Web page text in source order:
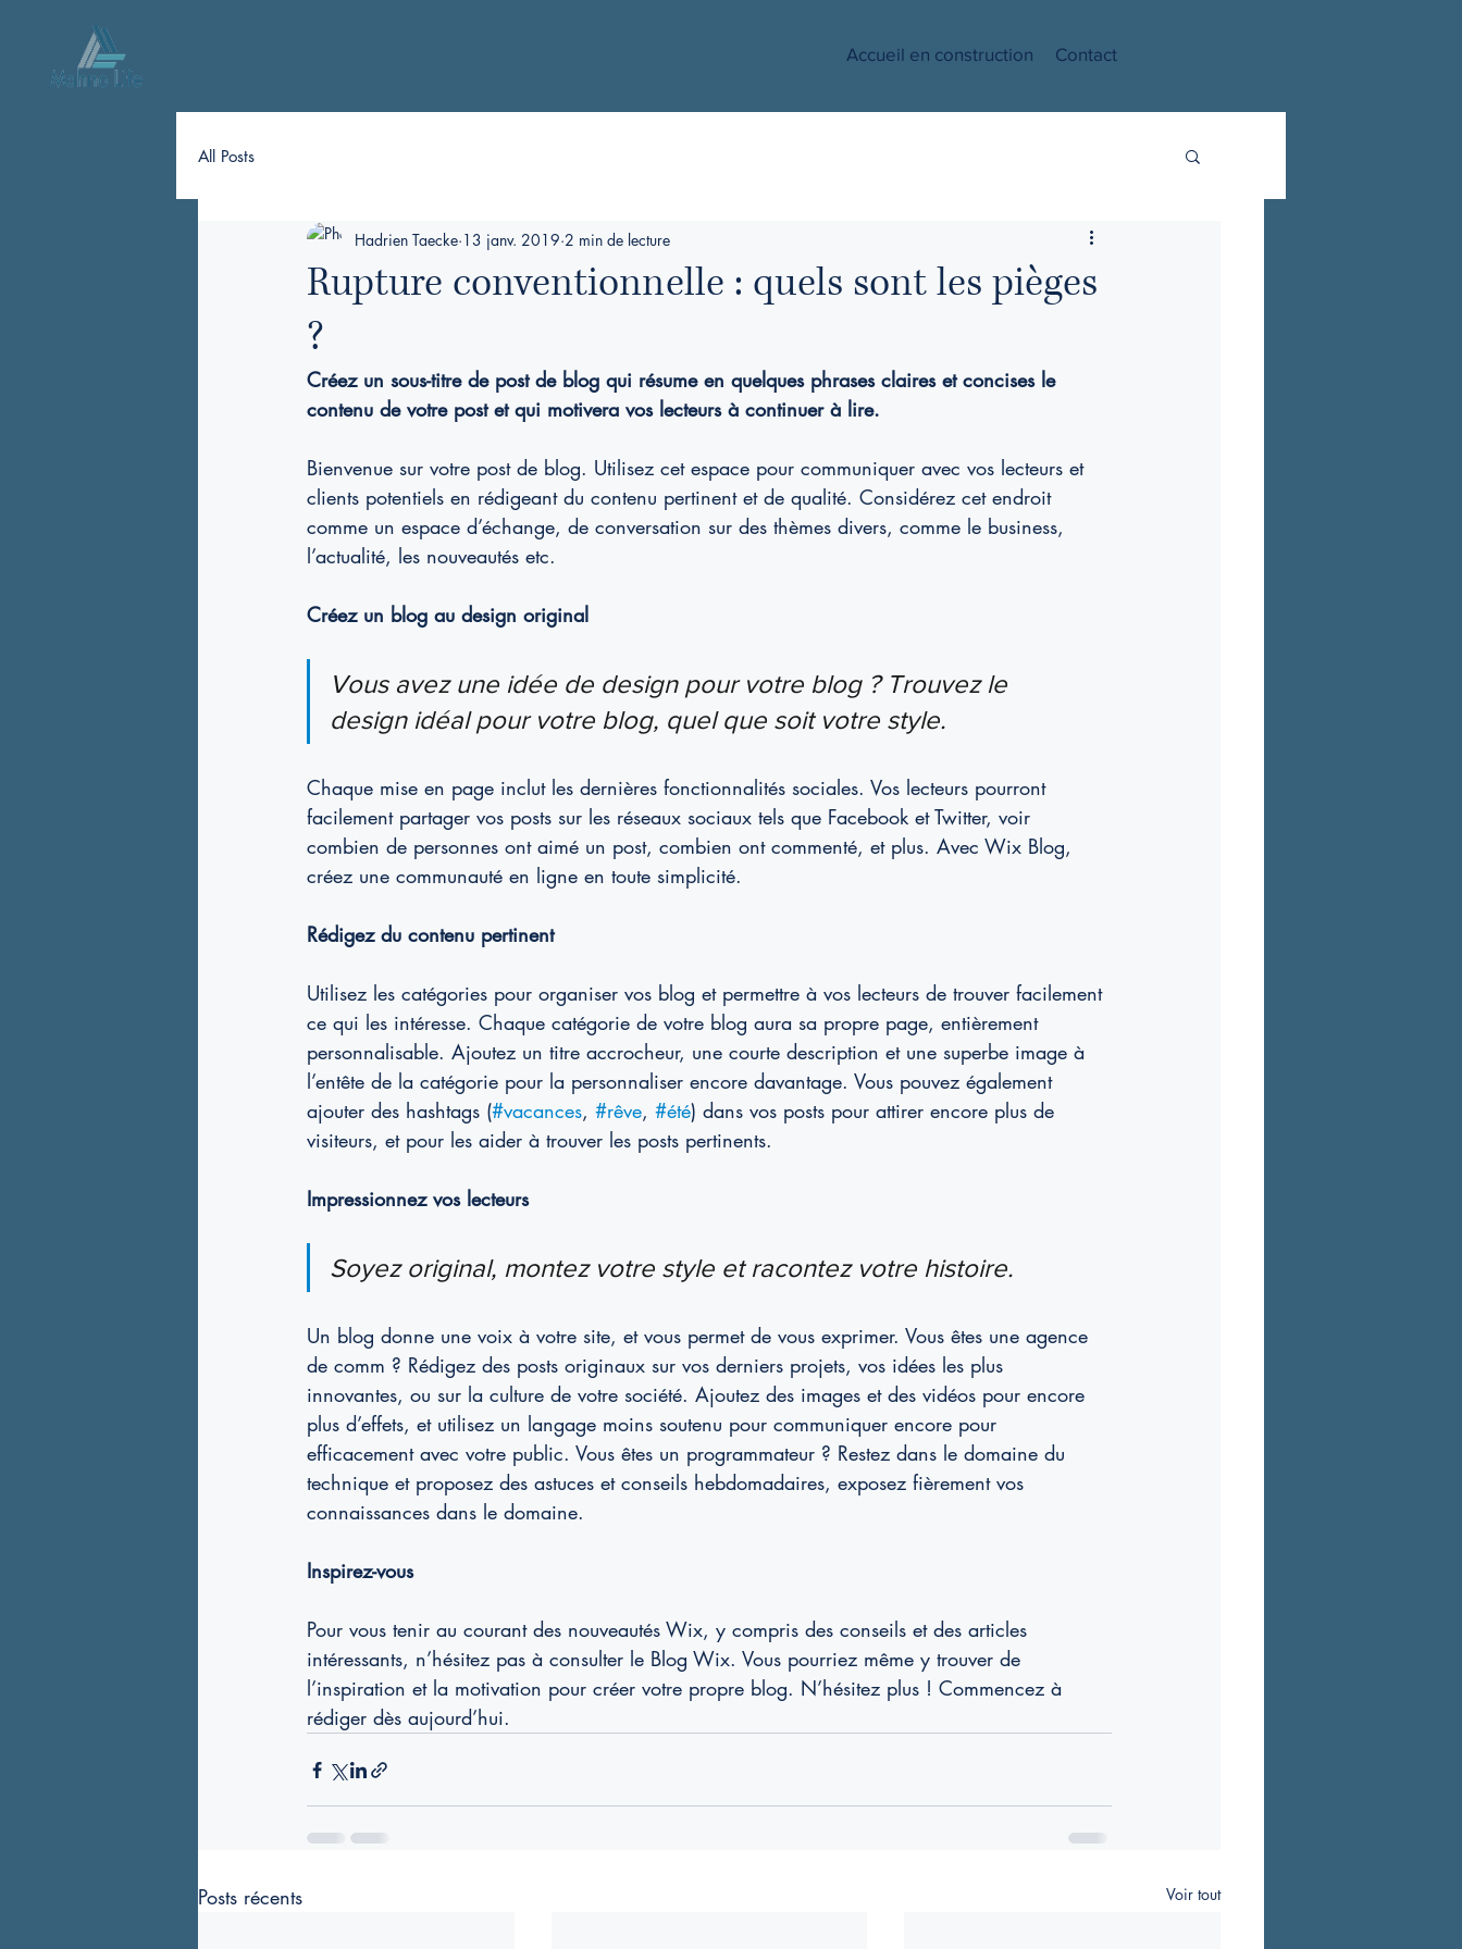
Accueil en construction Contact
All Posts
Rupture conventionnelle : quels sont les pièges
?
Hadrien Taecke 13 janv. 2019 2 min de lecture
Créez un sous-titre de post de blog qui résume en quelques phrases claires et concises le
contenu de votre post et qui motivera vos lecteurs à continuer à lire.
Bienvenue sur votre post de blog. Utilisez cet espace pour communiquer avec vos lecteurs et
clients potentiels en rédigeant du contenu pertinent et de qualité. Considérez cet endroit
comme un espace d’échange, de conversation sur des thèmes divers, comme le business,
l’actualité, les nouveautés etc.
Créez un blog au design original
Vous avez une idée de design pour votre blog ? Trouvez le
design idéal pour votre blog, quel que soit votre style.
Chaque mise en page inclut les dernières fonctionnalités sociales. Vos lecteurs pourront
facilement partager vos posts sur les réseaux sociaux tels que Facebook et Twitter, voir
combien de personnes ont aimé un post, combien ont commenté, et plus. Avec Wix Blog,
créez une communauté en ligne en toute simplicité.
Rédigez du contenu pertinent
Utilisez les catégories pour organiser vos blog et permettre à vos lecteurs de trouver facilement
ce qui les intéresse. Chaque catégorie de votre blog aura sa propre page, entièrement
personnalisable. Ajoutez un titre accrocheur, une courte description et une superbe image à
l’entête de la catégorie pour la personnaliser encore davantage. Vous pouvez également
ajouter des hashtags (#vacances, #rêve, #été) dans vos posts pour attirer encore plus de
visiteurs, et pour les aider à trouver les posts pertinents.
Impressionnez vos lecteurs
Soyez original, montez votre style et racontez votre histoire.
Un blog donne une voix à votre site, et vous permet de vous exprimer. Vous êtes une agence
de comm ? Rédigez des posts originaux sur vos derniers projets, vos idées les plus
innovantes, ou sur la culture de votre société. Ajoutez des images et des vidéos pour encore
plus d’effets, et utilisez un langage moins soutenu pour communiquer encore pour
efficacement avec votre public. Vous êtes un programmateur ? Restez dans le domaine du
technique et proposez des astuces et conseils hebdomadaires, exposez fièrement vos
connaissances dans le domaine.
Inspirez-vous
Pour vous tenir au courant des nouveautés Wix, y compris des conseils et des articles
intéressants, n’hésitez pas à consulter le Blog Wix. Vous pourriez même y trouver de
l’inspiration et la motivation pour créer votre propre blog. N’hésitez plus ! Commencez à
rédiger dès aujourd’hui.
Posts récents Voir tout